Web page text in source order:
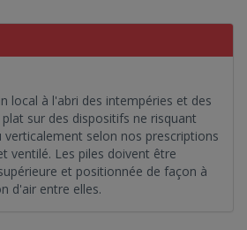
local à l'abri des intempéries et des
sur des dispositifs ne risquant
selon nos prescriptions
ventilé. Les piles doivent être
et positionnée de façon à
d'air entre elles.